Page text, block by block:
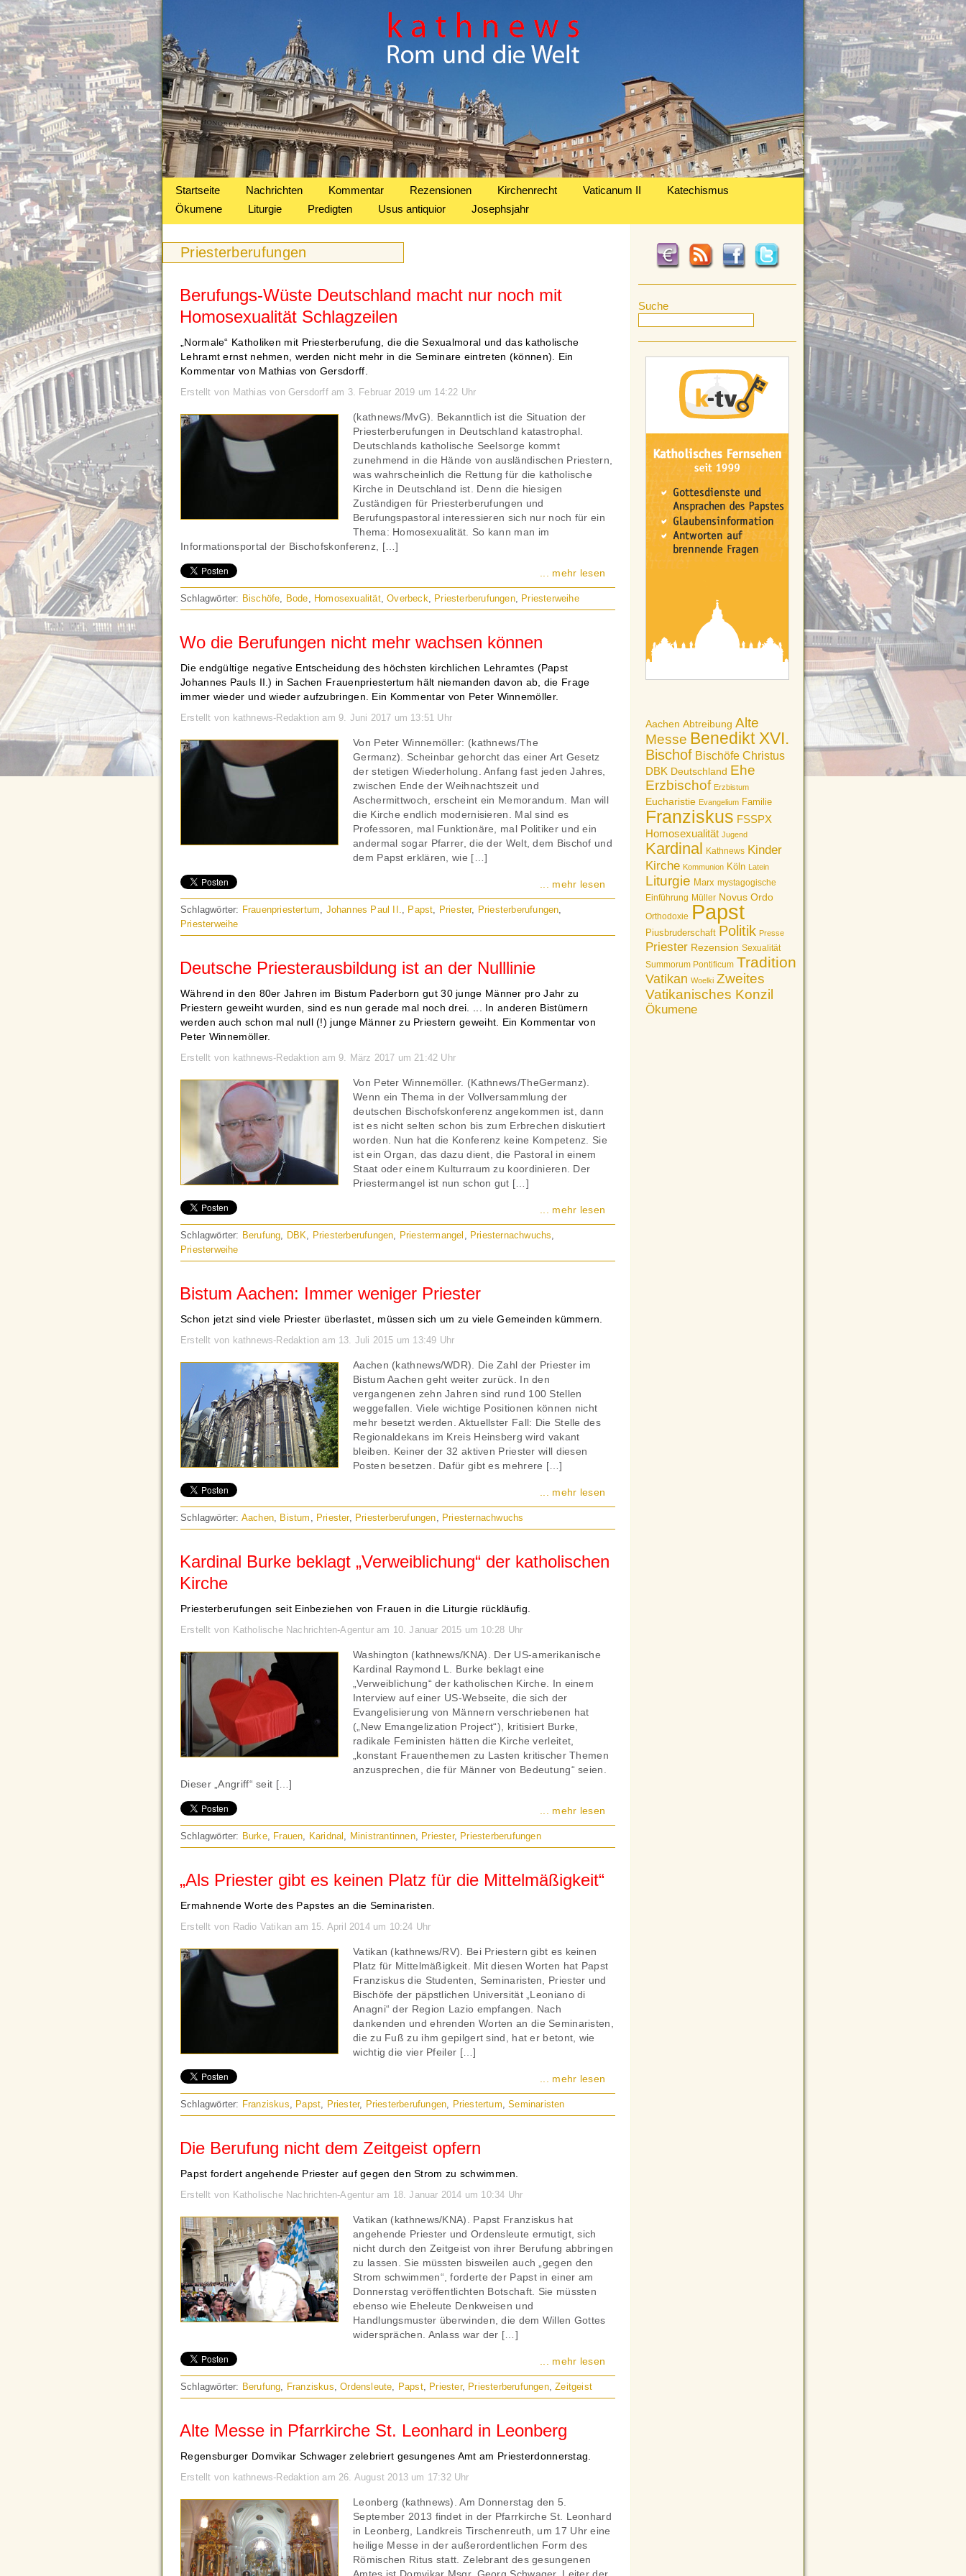
Startseite Nachrichten Kommentar Rezensionen Kirchenrecht Vaticanum II
Katechismus
Ökumene
Liturgie Predigten Usus antiquior Josephsjahr
Suche
Aachen Abtreibung Alte
Messe Benedikt XVI.
Bischof Bischöfe Christus
DBK Deutschland Ehe
Erzbischof Erzbistum
Eucharistie Evangelium Familie
Franziskus FSSPX
Homosexualität Jugend
Kardinal Kathnews Kinder
Kirche Kommunion Köln Latein
Liturgie Marx mystagogische
Einführung Müller Novus Ordo
Orthodoxie Papst
Piusbruderschaft Politik Presse
Priester Rezension Sexualität
Summorum Pontificum Tradition
Vatikan Woelki Zweites
Vatikanisches Konzil
Ökumene
Priesterberufungen
Berufungs-Wüste Deutschland macht nur noch mit
Homosexualität Schlagzeilen
„Normale“ Katholiken mit Priesterberufung, die die Sexualmoral und das katholische
Lehramt ernst nehmen, werden nicht mehr in die Seminare eintreten (können). Ein
Kommentar von Mathias von Gersdorff.
Erstellt von Mathias von Gersdorff am 3. Februar 2019 um 14:22 Uhr
(kathnews/MvG). Bekanntlich ist die Situation der
Priesterberufungen in Deutschland katastrophal.
Deutschlands katholische Seelsorge kommt
zunehmend in die Hände von ausländischen Priestern,
was wahrscheinlich die Rettung für die katholische
Kirche in Deutschland ist. Denn die hiesigen
Zuständigen für Priesterberufungen und
Berufungspastoral interessieren sich nur noch für ein
Thema: Homosexualität. So kann man im
Informationsportal der Bischofskonferenz, […]
... mehr lesen
Schlagwörter: Bischöfe, Bode, Homosexualität,Overbeck, Priesterberufungen, Priesterweihe
Wo die Berufungen nicht mehr wachsen können
Die endgültige negative Entscheidung des höchsten kirchlichen Lehramtes (Papst
Johannes Pauls II.) in Sachen Frauenpriestertum hält niemanden davon ab, die Frage
immer wieder und wieder aufzubringen. Ein Kommentar von Peter Winnemöller.
Erstellt von kathnews-Redaktion am 9. Juni 2017 um 13:51 Uhr
Von Peter Winnemöller: (kathnews/The
Germanz). Scheinbar gehorcht das einer Art Gesetz
der stetigen Wiederholung. Anfang fast jeden Jahres,
zwischen Ende der Weihnachtszeit und
Aschermittwoch, erscheint ein Memorandum. Man will
die Kirche endlich modernisieren. Mal sind es
Professoren, mal Funktionäre, mal Politiker und ein
andermal sogar Pfarrer, die der Welt, dem Bischof und
dem Papst erklären, wie […]
... mehr lesen
Schlagwörter: Frauenpriestertum, Johannes Paul II., Papst, Priester, Priesterberufungen,
Priesterweihe
Deutsche Priesterausbildung ist an der Nulllinie
Während in den 80er Jahren im Bistum Paderborn gut 30 junge Männer pro Jahr zu
Priestern geweiht wurden, sind es nun gerade mal noch drei. ... In anderen Bistümern
werden auch schon mal null (!) junge Männer zu Priestern geweiht. Ein Kommentar von
Peter Winnemöller.
Erstellt von kathnews-Redaktion am 9. März 2017 um 21:42 Uhr
Von Peter Winnemöller. (Kathnews/TheGermanz).
Wenn ein Thema in der Vollversammlung der
deutschen Bischofskonferenz angekommen ist, dann
ist es nicht selten schon bis zum Erbrechen diskutiert
worden. Nun hat die Konferenz keine Kompetenz. Sie
ist ein Organ, das dazu dient, die Pastoral in einem
Staat oder einem Kulturraum zu koordinieren. Der
Priestermangel ist nun schon gut […]
... mehr lesen
Schlagwörter: Berufung, DBK, Priesterberufungen, Priestermangel , Priesternachwuchs,
Priesterweihe
Bistum Aachen: Immer weniger Priester
Schon jetzt sind viele Priester überlastet, müssen sich um zu viele Gemeinden kümmern.
Erstellt von kathnews-Redaktion am 13. Juli 2015 um 13:49 Uhr
Aachen (kathnews/WDR). Die Zahl der Priester im
Bistum Aachen geht weiter zurück. In den
vergangenen zehn Jahren sind rund 100 Stellen
weggefallen. Viele wichtige Positionen können nicht
mehr besetzt werden. Aktuellster Fall: Die Stelle des
Regionaldekans im Kreis Heinsberg wird vakant
bleiben. Keiner der 32 aktiven Priester will diesen
Posten besetzen. Dafür gibt es mehrere […]
... mehr lesen
Schlagwörter: Aachen, Bistum , Priester, Priesterberufungen, Priesternachwuchs
Kardinal Burke beklagt „Verweiblichung“ der katholischen
Kirche
Priesterberufungen seit Einbeziehen von Frauen in die Liturgie rückläufig.
Erstellt von Katholische Nachrichten-Agentur am 10. Januar 2015 um 10:28 Uhr
Washington (kathnews/KNA). Der US-amerikanische
Kardinal Raymond L. Burke beklagt eine
„Verweiblichung“ der katholischen Kirche. In einem
Interview auf einer US-Webseite, die sich der
Evangelisierung von Männern verschriebenen hat
(„New Emangelization Project“), kritisiert Burke,
radikale Feministen hätten die Kirche verleitet,
„konstant Frauenthemen zu Lasten kritischer Themen
anzusprechen, die für Männer von Bedeutung“ seien.
Dieser „Angriff“ seit […]
... mehr lesen
Schlagwörter: Burke, Frauen, Karidnal , Ministrantinnen, Priester, Priesterberufungen
„Als Priester gibt es keinen Platz für die Mittelmäßigkeit“
Ermahnende Worte des Papstes an die Seminaristen.
Erstellt von Radio Vatikan am 15. April 2014 um 10:24 Uhr
Vatikan (kathnews/RV). Bei Priestern gibt es keinen
Platz für Mittelmäßigkeit. Mit diesen Worten hat Papst
Franziskus die Studenten, Seminaristen, Priester und
Bischöfe der päpstlichen Universität „Leoniano di
Anagni“ der Region Lazio empfangen. Nach
dankenden und ehrenden Worten an die Seminaristen,
die zu Fuß zu ihm gepilgert sind, hat er betont, wie
wichtig die vier Pfeiler […]
... mehr lesen
Schlagwörter: Franziskus, Papst, Priester, Priesterberufungen, Priestertum,Seminaristen
Die Berufung nicht dem Zeitgeist opfern
Papst fordert angehende Priester auf gegen den Strom zu schwimmen.
Erstellt von Katholische Nachrichten-Agentur am 18. Januar 2014 um 10:34 Uhr
Vatikan (kathnews/KNA). Papst Franziskus hat
angehende Priester und Ordensleute ermutigt, sich
nicht durch den Zeitgeist von ihrer Berufung abbringen
zu lassen. Sie müssten bisweilen auch „gegen den
Strom schwimmen“, forderte der Papst in einer am
Donnerstag veröffentlichten Botschaft. Sie müssten
ebenso wie Eheleute Denkweisen und
Handlungsmuster überwinden, die dem Willen Gottes
widersprächen. Anlass war der […]
... mehr lesen
Schlagwörter: Berufung, Franziskus,Ordensleute, Papst, Priester, Priesterberufungen,Zeitgeist
Alte Messe in Pfarrkirche St. Leonhard in Leonberg
Regensburger Domvikar Schwager zelebriert gesungenes Amt am Priesterdonnerstag.
Erstellt von kathnews-Redaktion am 26. August 2013 um 17:32 Uhr
Leonberg (kathnews). Am Donnerstag den 5.
September 2013 findet in der Pfarrkirche St. Leonhard
in Leonberg, Landkreis Tirschenreuth, um 17 Uhr eine
heilige Messe in der außerordentlichen Form des
Römischen Ritus statt. Zelebrant des gesungenen